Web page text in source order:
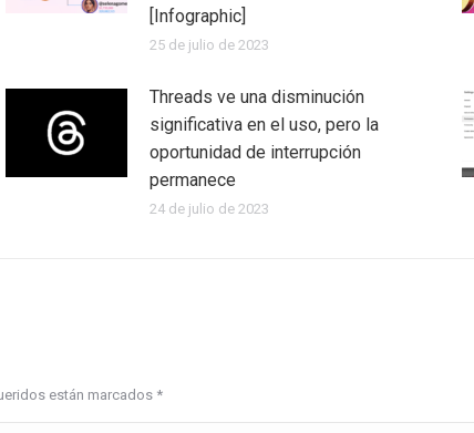
[Infographic]
25 de julio de 2023
Threads ve una disminución
significativa en el uso, pero la
oportunidad de interrupción
permanece
24 de julio de 2023
están marcados *